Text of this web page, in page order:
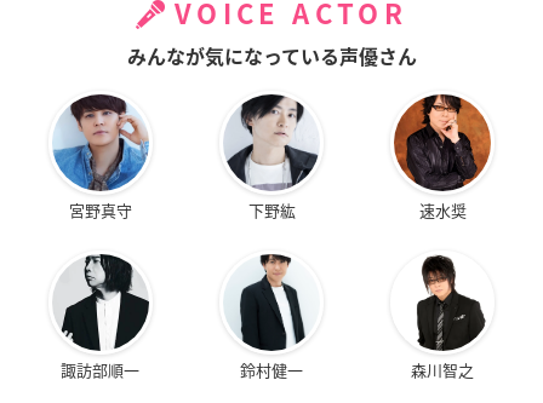
VOICE ACTOR
みんなが気になっている声優さん
宮野真守 下野紘 速水奨
諏訪部順一 鈴村健一 森川智之